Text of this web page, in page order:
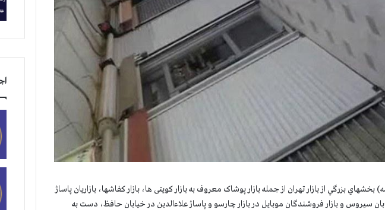
دوشنبه ۲۴ اردیبهشت (۱۴مه) بخشهاي بزرگي از بازار تهران از جمله بازار پوشاک معروف به بازار کویتی ها، بازار کفاشها، بازاریان پاساژ
سیروس و بازار فروشندگان موبایل در بازار چارسو و پاساژ علاءالدین در خیابان حافظ، دست به